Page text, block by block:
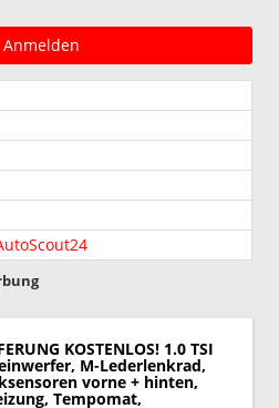
Anmelden
KOSTENLOS! 1.0 TSI
M-Lederlenkrad,
vorne + hinten,
Tempomat,